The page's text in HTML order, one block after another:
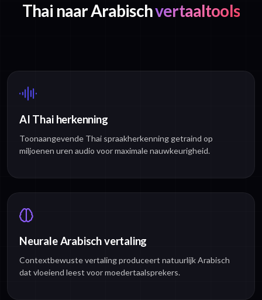
Thai naar Arabischvertaaltools
AI Thai herkenning
Toonaangevende Thai spraakherkenning getraind op
miljoenen uren audio voor maximale nauwkeurigheid.
Neurale Arabisch vertaling
Contextbewuste vertaling produceert natuurlijk Arabisch
dat vloeiend leest voor moedertaalsprekers.